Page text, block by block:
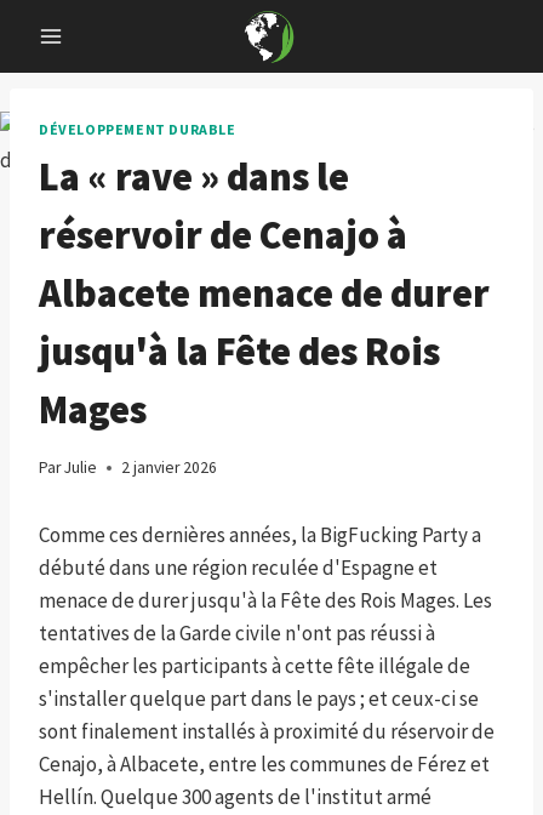
content
DÉVELOPPEMENT DURABLE
La « rave » dans le
réservoir de Cenajo à
Albacete menace de durer
jusqu'à la Fête des Rois
Mages
ParJulie 2 janvier 2026
Comme ces dernières années, la BigFucking Party a
débuté dans une région reculée d'Espagne et
menace de durer jusqu'à la Fête des Rois Mages. Les
tentatives de la Garde civile n'ont pas réussi à
empêcher les participants à cette fête illégale de
s'installer quelque part dans le pays ; et ceux-ci se
sont finalement installés à proximité du réservoir de
Cenajo, à Albacete, entre les communes de Férez et
Hellín. Quelque 300 agents de l'institut armé